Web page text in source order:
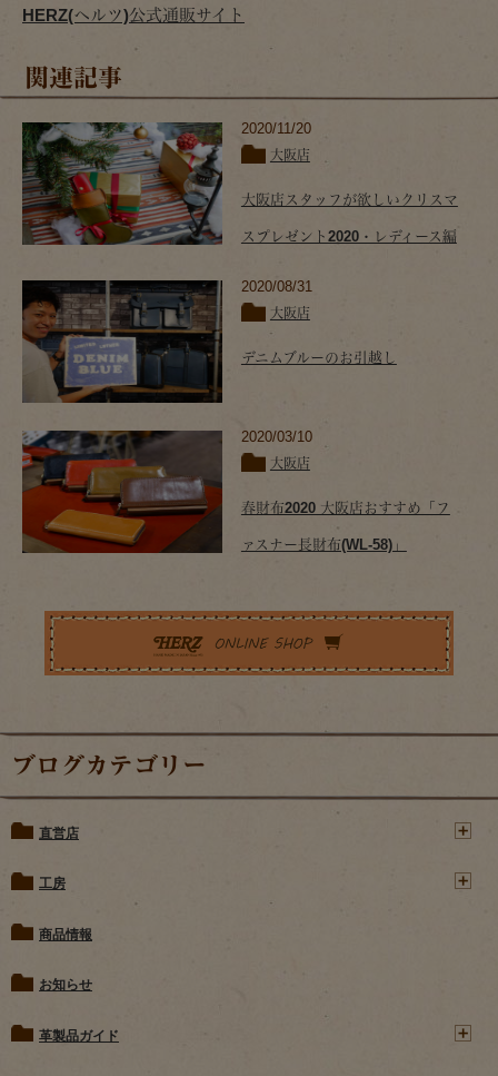
HERZ(ヘルツ)公式通販サイト
関連記事
2020/11/20
大阪店
大阪店スタッフが欲しいクリスマ
スプレゼント2020・レディース編
2020/08/31
大阪店
デニムブルーのお引越し
2020/03/10
大阪店
春財布2020 大阪店おすすめ「フ
ァスナー長財布(WL-58)」
ブログカテゴリー
直営店
工房
商品情報
お知らせ
革製品ガイド